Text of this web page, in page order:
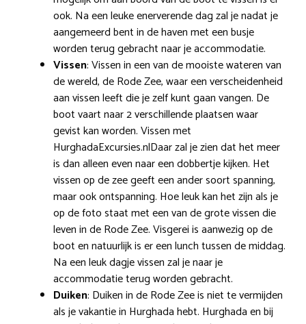
ook. Na een leuke enerverende dag zal je nadat je
aangemeerd bent in de haven met een busje
worden terug gebracht naar je accommodatie.
Vissen: Vissen in een van de mooiste wateren van
de wereld, de Rode Zee, waar een verscheidenheid
aan vissen leeft die je zelf kunt gaan vangen. De
boot vaart naar 2 verschillende plaatsen waar
gevist kan worden. Vissen met
HurghadaExcursies.nlDaar zal je zien dat het meer
is dan alleen even naar een dobbertje kijken. Het
vissen op de zee geeft een ander soort spanning,
maar ook ontspanning. Hoe leuk kan het zijn als je
op de foto staat met een van de grote vissen die
leven in de Rode Zee. Visgerei is aanwezig op de
boot en natuurlijk is er een lunch tussen de middag.
Na een leuk dagje vissen zal je naar je
accommodatie terug worden gebracht.
Duiken: Duiken in de Rode Zee is niet te vermijden
als je vakantie in Hurghada hebt. Hurghada en bij